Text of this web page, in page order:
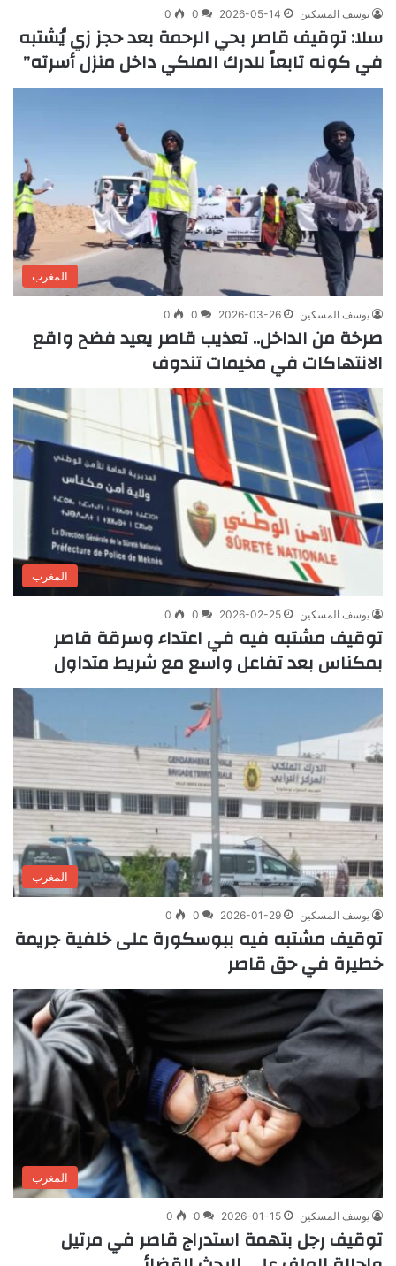
يوسف المسكين 2026-05-14
0
0
سلا: توقيف قاصر بحي الرحمة بعد حجز زي يُشتبه
في كونه تابعاً للدرك الملكي داخل منزل أسرته”
المغرب
يوسف المسكين 2026-03-26
0
0
صرخة من الداخل.. تعذيب قاصر يعيد فضح واقع
الانتهاكات في مخيمات تندوف
المغرب
يوسف المسكين 2026-02-25
0
0
توقيف مشتبه فيه في اعتداء وسرقة قاصر
بمكناس بعد تفاعل واسع مع شريط متداول
المغرب
يوسف المسكين 2026-01-29
0
0
توقيف مشتبه فيه ببوسكورة على خلفية جريمة
خطيرة في حق قاصر
المغرب
يوسف المسكين 2026-01-15
0
0
توقيف رجل بتهمة استدراج قاصر في مرتيل